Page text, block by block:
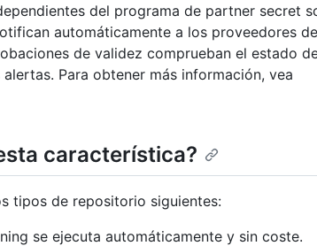
del programa de partner secret
automáticamente a los proveedores de
de validez comprueban el estado
Para obtener más información, vea
característica?
tipos de repositorio siguientes:
se ejecuta automáticamente y sin coste.